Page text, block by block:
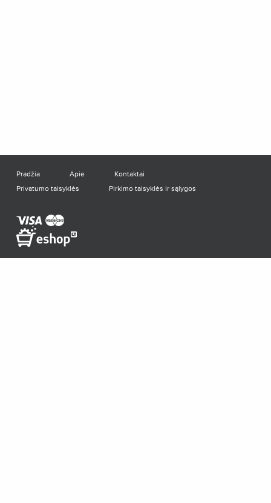
Pradžia Apie
Kontaktai
Privatumo taisyklės
Pirkimo taisyklės ir sąlygos